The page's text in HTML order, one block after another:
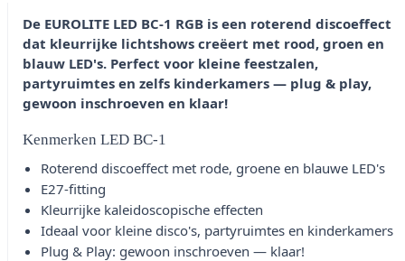
De EUROLITE LED BC-1 RGB is een roterend discoeffect
dat kleurrijke lichtshows creëert met rood, groen en
blauw LED's. Perfect voor kleine feestzalen,
partyruimtes en zelfs kinderkamers — plug & play,
gewoon inschroeven en klaar!
Kenmerken LED BC-1
Roterend discoeffect met rode, groene en blauwe LED's
E27-fitting
Kleurrijke kaleidoscopische effecten
Ideaal voor kleine disco's, partyruimtes en kinderkamers
Plug & Play: gewoon inschroeven — klaar!